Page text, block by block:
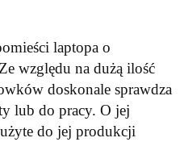
laptopa o
względu na dużą ilość
doskonale sprawdza
lub do pracy. O jej
do jej produkcji